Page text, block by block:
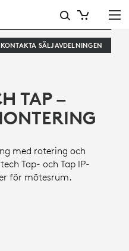
KONTAKTA SÄLJAVDELNINGEN
TAP –
med rotering och
Tap- och Tap IP-
för mötesrum.